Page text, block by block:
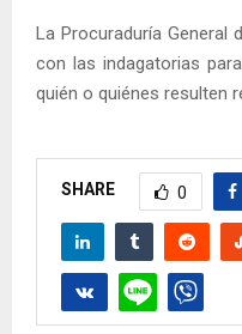
La Procuraduría General
con las indagatorias
quién o quiénes resulten
SHARE 0